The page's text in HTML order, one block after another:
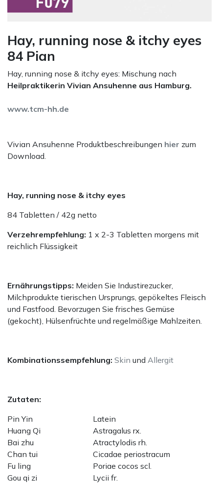
Hay, running nose & itchy eyes
84 Pian
Hay, running nose & itchy eyes: Mischung nach
Heilpraktikerin Vivian Ansuhenne aus Hamburg.
www.tcm-hh.de
Vivian Ansuhenne Produktbeschreibungen hier zum
Download.
Hay, running nose & itchy eyes
84 Tabletten / 42g netto
Verzehrempfehlung: 1 x 2-3 Tabletten morgens mit
reichlich Flüssigkeit
Ernährungstipps: Meiden Sie Industirezucker,
Milchprodukte tierischen Ursprungs, gepökeltes Fleisch
und Fastfood. Bevorzugen Sie frisches Gemüse
(gekocht), Hülsenfrüchte und regelmäßige Mahlzeiten.
Kombinationssempfehlung: Skin und Allergit
Zutaten:
Pin Yin
Latein
Huang Qi
Astragalus rx.
Bai zhu
Atractylodis rh.
Chan tui
Cicadae periostracum
Fu ling
Poriae cocos scl.
Gou qi zi
Lycii fr.